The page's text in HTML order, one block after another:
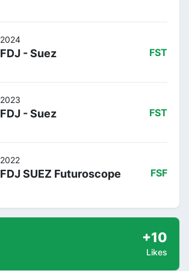
2024
FDJ - Suez FST
2023
FDJ - Suez FST
2022
FDJ SUEZ Futuroscope FSF
+10
Likes